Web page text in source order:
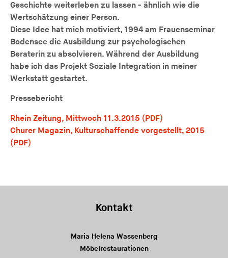
Geschichte weiterleben zu lassen - ähnlich wie die
Wertschätzung einer Person.
Diese Idee hat mich motiviert, 1994 am Frauenseminar
Bodensee die Ausbildung zur psychologischen
Beraterin zu absolvieren. Während der Ausbildung
habe ich das Projekt Soziale Integration in meiner
Werkstatt gestartet.
Pressebericht
Rhein Zeitung, Mittwoch 11.3.2015 (PDF)
Churer Magazin, Kulturschaffende vorgestellt, 2015
(PDF)
Kontakt
Maria Helena Wassenberg
Möbelrestaurationen